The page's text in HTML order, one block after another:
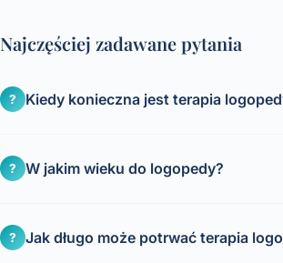
Najczęściej zadawane pytania
? Kiedy konieczna jest terapia
? W jakim wieku do logopedy?
? Jak długo może potrwać terapia